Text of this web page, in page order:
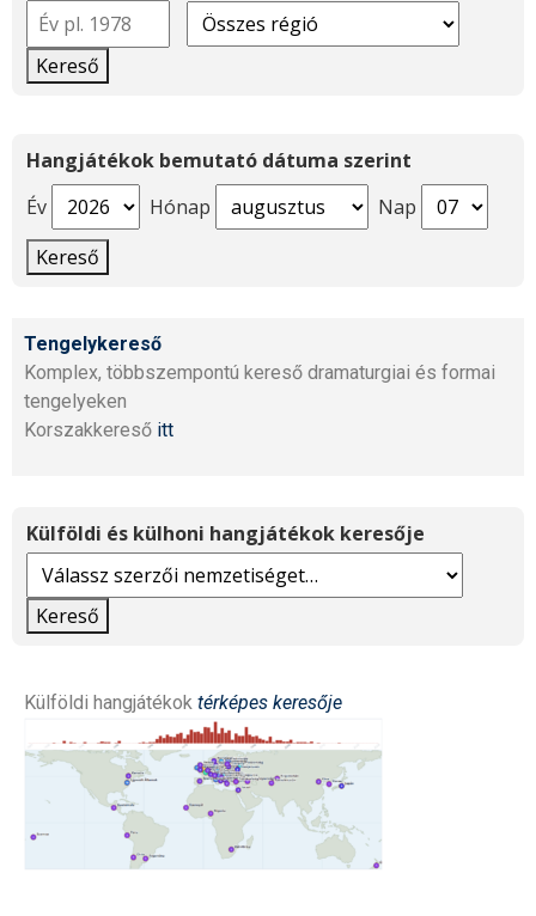
Kereső
Hangjátékok bemutató dátuma szerint
Év
Hónap
Nap
Kereső
Tengelykereső
Komplex, többszempontú kereső dramaturgiai és formai
tengelyeken
Korszakkereső itt
Külföldi és külhoni hangjátékok keresője
Kereső
Külföldi hangjátékok térképes keresője